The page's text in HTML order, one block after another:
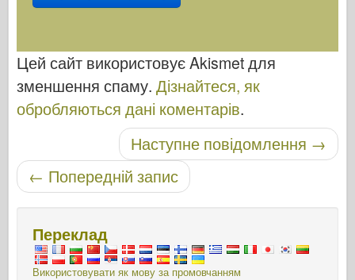
Цей сайт використовує Akismet для
зменшення спаму. Дізнайтеся, як
обробляються дані коментарів.
Навігація по постуНаступне повідомлення →
← Попередній запис
Переклад
Використовувати як мову за промовчанням